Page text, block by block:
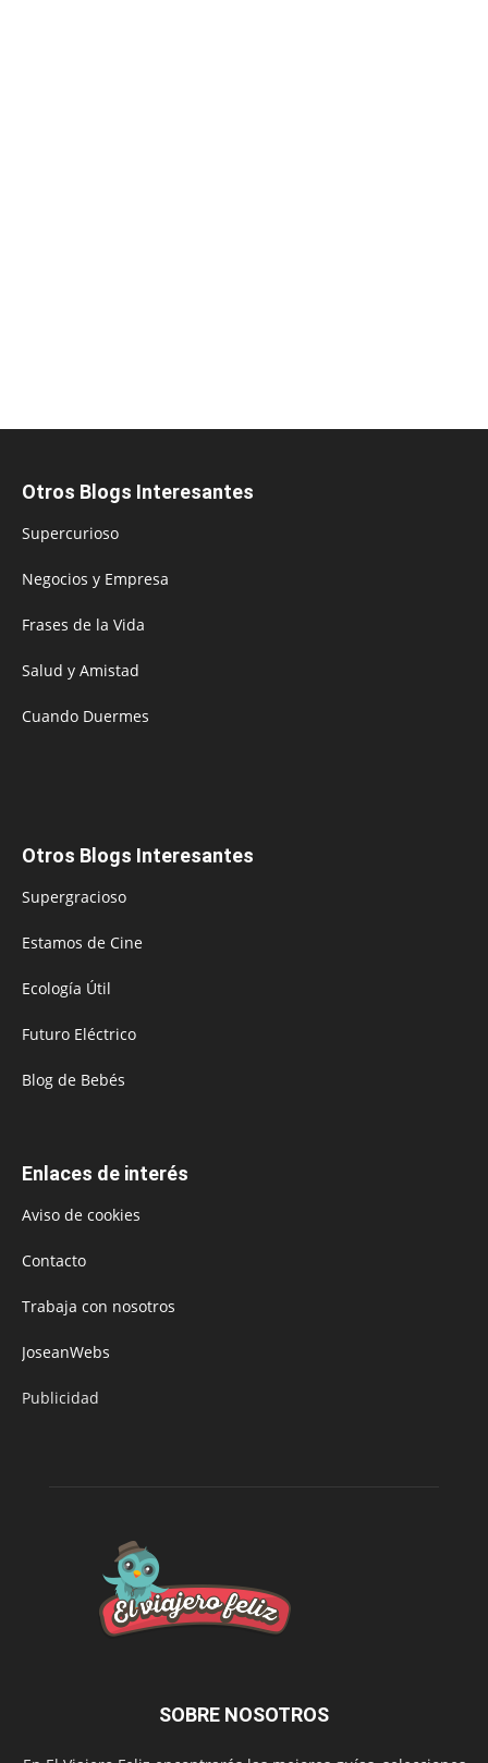
Otros Blogs Interesantes
Supercurioso
Negocios y Empresa
Frases de la Vida
Salud y Amistad
Cuando Duermes
Otros Blogs Interesantes
Supergracioso
Estamos de Cine
Ecología Útil
Futuro Eléctrico
Blog de Bebés
Enlaces de interés
Aviso de cookies
Contacto
Trabaja con nosotros
JoseanWebs
Publicidad
SOBRE NOSOTROS